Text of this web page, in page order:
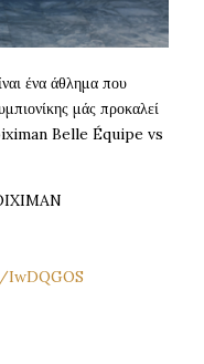
ένα άθλημα που
μάς προκαλεί
Belle Équipe vs